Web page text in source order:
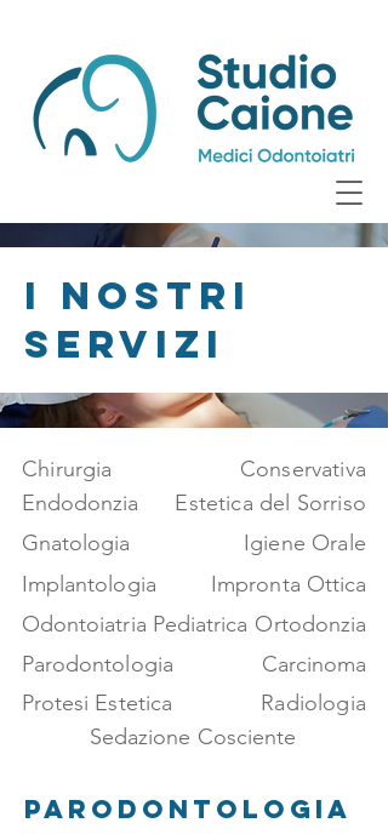
I NOSTRI
SERVIZI
Chirurgia
Endodonzia
Conservativa
Estetica del Sorriso
Gnatologia
Igiene Orale
Implantologia
Impronta Ottica
Odontoiatria Pediatrica Ortodonzia
Parodontologia
Protesi Estetica
Carcinoma
Radiologia
Sedazione Cosciente
Parodontologia